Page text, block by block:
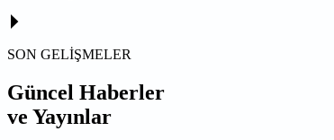
SON GELİŞMELER
Güncel Haberler
ve Yayınlar